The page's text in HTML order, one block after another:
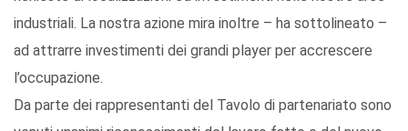
industriali. La nostra azione mira inoltre – ha sottolineato –
ad attrarre investimenti dei grandi player per accrescere
l’occupazione.
Da parte dei rappresentanti del Tavolo di partenariato sono